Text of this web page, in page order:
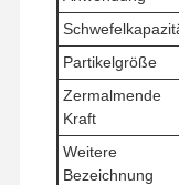
Fabrik Tour
Partikelgröße
Zermalmende
Kraft
Weitere
Bezeichnung